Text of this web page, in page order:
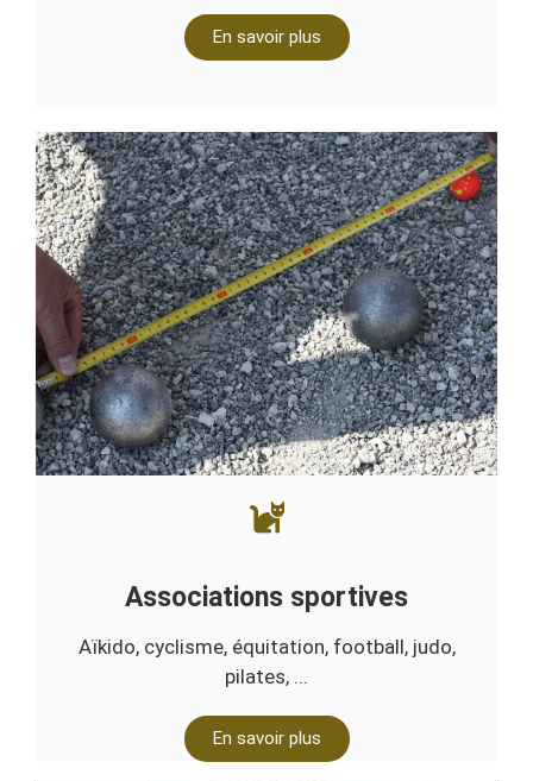
En savoir plus
Associations sportives
Aïkido, cyclisme, équitation, football, judo,
pilates, ...
En savoir plus